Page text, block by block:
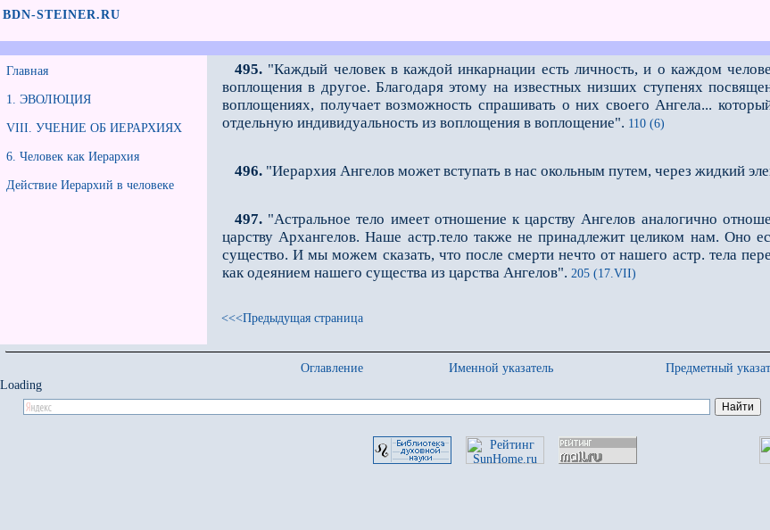
BDN-STEINER.RU
Главная
1. ЭВОЛЮЦИЯ
VIII. УЧЕНИЕ ОБ ИЕРАРХИЯХ
6. Человек как Иерархия
Действие Иерархий в человеке
495. "Каждый человек в каждой инкарнации есть личность, и о каждом
воплощения в другое. Благодаря этому на известных низших ступенях
воплощениях, получает возможность спрашивать о них своего Ангела...
отдельную индивидуальность из воплощения в воплощение". 110 (6)
496. "Иерархия Ангелов может вступать в нас окольным путем, через жидкий
497. "Астральное тело имеет отношение к царству Ангелов аналогично
царству Архангелов. Наше астр.тело также не принадлежит целиком нам. Оно
существо. И мы можем сказать, что после смерти нечто от нашего астр. тела
как одеянием нашего существа из царства Ангелов". 205 (17.VII)
<<<Предыдущая страница
Оглавление Именной указатель Предметный
Loading